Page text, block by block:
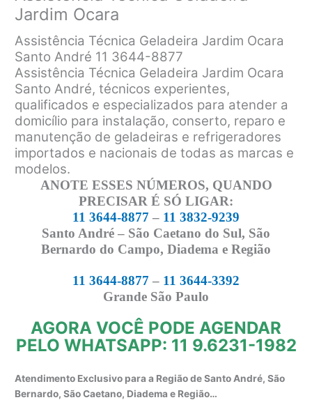
Jardim Ocara
Assistência Técnica Geladeira Jardim Ocara
Santo André 11 3644-8877
Assistência Técnica Geladeira Jardim Ocara
Santo André, técnicos experientes,
qualificados e especializados para atender a
domicílio para instalação, conserto, reparo e
manutenção de geladeiras e refrigeradores
importados e nacionais de todas as marcas e
modelos.
ANOTE ESSES NÚMEROS, QUANDO
PRECISAR É SÓ LIGAR:
11 3644-8877 – 11 3832-9239
Santo André – São Caetano do Sul, São
Bernardo do Campo, Diadema e Região
11 3644-8877 – 11 3644-3392
Grande São Paulo
AGORA VOCÊ PODE AGENDAR
PELO WHATSAPP: 11 9.6231-1982
Atendimento Exclusivo para a Região de Santo André, São
Bernardo, São Caetano, Diadema e Região…